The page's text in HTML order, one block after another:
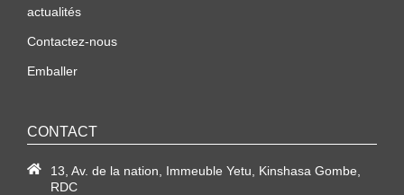
actualités
Contactez-nous
Emballer
CONTACT
13, Av. de la nation, Immeuble Yetu, Kinshasa Gombe,
RDC